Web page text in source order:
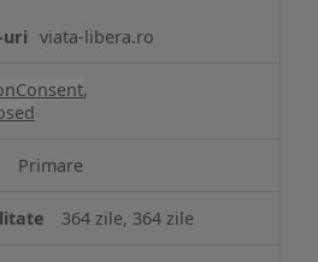
viata-libera.ro
,
Primare
364 zile, 364 zile